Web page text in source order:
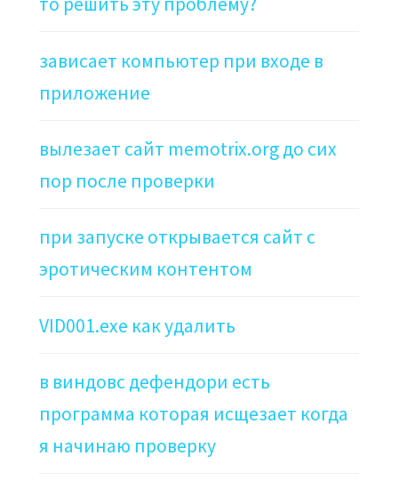
зависает компьютер при входе в
приложение
вылезает сайт memotrix.org до сих
пор после проверки
при запуске открывается сайт с
эротическим контентом
VID001.exe как удалить
в виндовс дефендори есть
программа которая исщезает когда
я начинаю проверку